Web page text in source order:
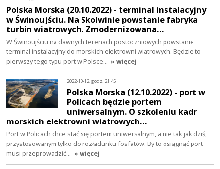
Polska Morska (20.10.2022) - terminal instalacyjny
w Świnoujściu. Na Skolwinie powstanie fabryka
turbin wiatrowych. Zmodernizowana…
W Świnoujściu na dawnych terenach postoczniowych powstanie
terminal instalacyjny do morskich elektrowni wiatrowych. Będzie to
pierwszy tego typu port w Polsce… » więcej
2022-10-12, godz. 21:45
Polska Morska (12.10.2022) - port w
Policach będzie portem
uniwersalnym. O szkoleniu kadr
morskich elektrowni wiatrowych…
Port w Policach chce stać się portem uniwersalnym, a nie tak jak dziś,
przystosowanym tylko do rozładunku fosfatów. By to osiągnąć port
musi przeprowadzić… » więcej